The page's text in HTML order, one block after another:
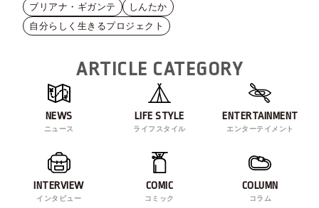
ブリアナ・ギガンテ
しんたか
自分らしく生きるプロジェクト
ARTICLE CATEGORY
NEWS
ニュース
LIFE STYLE
ライフスタイル
ENTERTAINMENT
エンターテイメント
INTERVIEW
インタビュー
COMIC
コミック
COLUMN
コラム